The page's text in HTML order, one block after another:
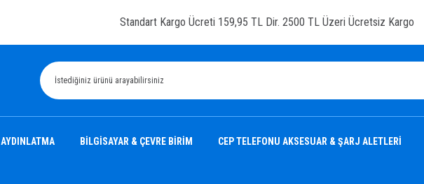
Standart Kargo Ücreti 159,95 TL Dir. 2500 TL Üzeri Ücretsiz Kargo
AYDINLATMA BİLGİSAYAR & ÇEVRE BİRİM CEP TELEFONU AKSESUAR & ŞARJ ALETLERİ